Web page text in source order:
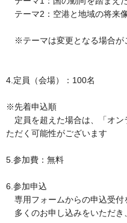
テーマ2：空港と地域の将来
※テーマは変更となる場合が
4.定員（会場）：100名
※先着申込順
定員を超えた場合は、「オン
ただく可能性がございます
5.参加費：無料
6.参加申込
専用フォームからの申込受付
多くのお申し込みをいただき